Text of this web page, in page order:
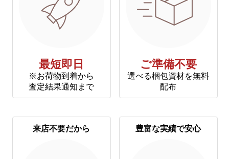
最短即日
※お荷物到着から
査定結果通知まで
ご準備不要
選べる梱包資材を無料
配布
来店不要だから 豊富な実績で安心